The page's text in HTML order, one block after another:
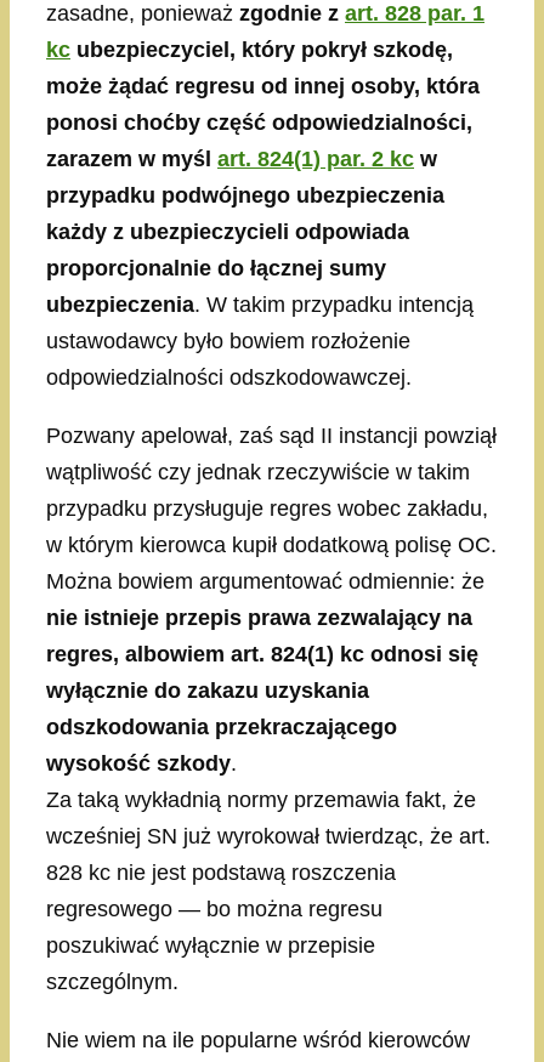
zasadne, ponieważ zgodnie z art. 828 par. 1
kc ubezpieczyciel, który pokrył szkodę,
może żądać regresu od innej osoby, która
ponosi choćby część odpowiedzialności,
zarazem w myśl art. 824(1) par. 2 kc w
przypadku podwójnego ubezpieczenia
każdy z ubezpieczycieli odpowiada
proporcjonalnie do łącznej sumy
ubezpieczenia. W takim przypadku intencją
ustawodawcy było bowiem rozłożenie
odpowiedzialności odszkodowawczej.
Pozwany apelował, zaś sąd II instancji powziął
wątpliwość czy jednak rzeczywiście w takim
przypadku przysługuje regres wobec zakładu,
w którym kierowca kupił dodatkową polisę OC.
Można bowiem argumentować odmiennie: że
nie istnieje przepis prawa zezwalający na
regres, albowiem art. 824(1) kc odnosi się
wyłącznie do zakazu uzyskania
odszkodowania przekraczającego
wysokość szkody.
Za taką wykładnią normy przemawia fakt, że
wcześniej SN już wyrokował twierdząc, że art.
828 kc nie jest podstawą roszczenia
regresowego — bo można regresu
poszukiwać wyłącznie w przepisie
szczególnym.
Nie wiem na ile popularne wśród kierowców